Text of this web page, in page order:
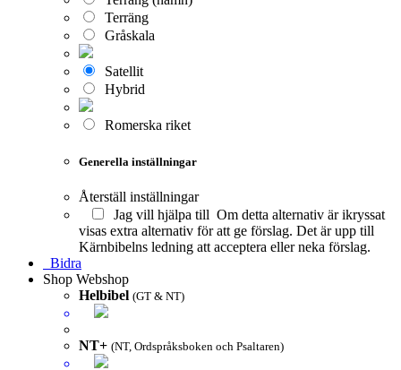
Terräng
Gråskala
Satellit
Hybrid
Romerska riket
Generella inställningar
Återställ inställningar
Jag vill hjälpa till Om detta alternativ är ikryssat
visas extra alternativ för att ge förslag. Det är upp till
Kärnbibelns ledning att acceptera eller neka förslag.
Bidra
Shop Webshop
Helbibel (GT & NT)
NT+ (NT, Ordspråksboken och Psaltaren)